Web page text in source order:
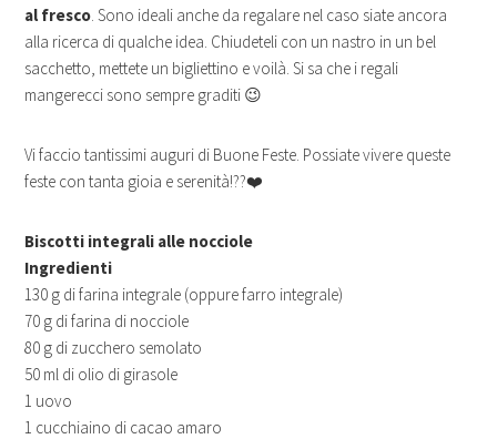
al fresco. Sono ideali anche da regalare nel caso siate ancora
alla ricerca di qualche idea. Chiudeteli con un nastro in un bel
sacchetto, mettete un bigliettino e voilà. Si sa che i regali
mangerecci sono sempre graditi 😉
Vi faccio tantissimi auguri di Buone Feste. Possiate vivere queste
feste con tanta gioia e serenità!??❤️
Biscotti integrali alle nocciole
Ingredienti
130 g di farina integrale (oppure farro integrale)
70 g di farina di nocciole
80 g di zucchero semolato
50 ml di olio di girasole
1 uovo
1 cucchiaino di cacao amaro